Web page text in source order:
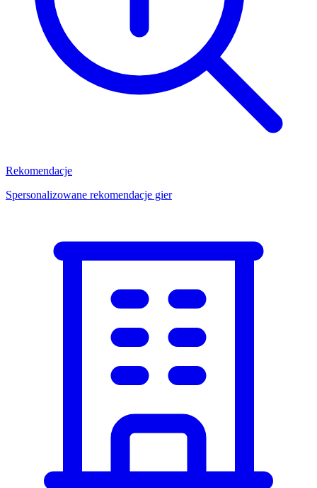
Rekomendacje
Spersonalizowane rekomendacje gier